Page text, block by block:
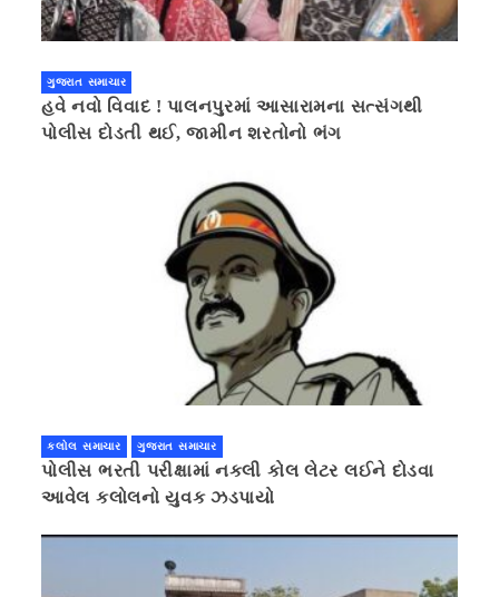
ગુજરાત સમાચાર
હવે નવો વિવાદ ! પાલનપુરમાં આસારામના સત્સંગથી
પોલીસ દોડતી થઈ, જામીન શરતોનો ભંગ
કલોલ સમાચાર ગુજરાત સમાચાર
પોલીસ ભરતી પરીક્ષામાં નકલી કોલ લેટર લઈને દોડવા
આવેલ કલોલનો યુવક ઝડપાયો